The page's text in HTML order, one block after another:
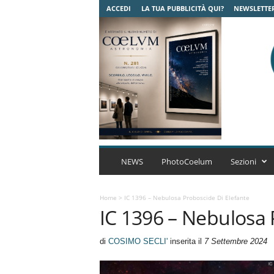
ACCEDI LA TUA PUBBLICITÀ QUI?
C
u
A
r
NEWS PhotoCoelum Sezioni
Home > IC 1396 – Nebulosa Proboscide Di Elefante
IC 1396 –
di COSIMO SECLI'inserita il 7 Settembre 2024